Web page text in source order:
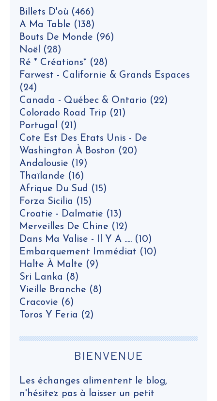
Billets D'où (466)
A Ma Table (138)
Bouts De Monde (96)
Noël (28)
Ré * Créations* (28)
Farwest - Californie & Grands Espaces
(24)
Canada - Québec & Ontario (22)
Colorado Road Trip (21)
Portugal (21)
Cote Est Des Etats Unis - De
Washington À Boston (20)
Andalousie (19)
Thaïlande (16)
Afrique Du Sud (15)
Forza Sicilia (15)
Croatie - Dalmatie (13)
Merveilles De Chine (12)
Dans Ma Valise - Il Y A ..... (10)
Embarquement Immédiat (10)
Halte À Malte (9)
Sri Lanka (8)
Vieille Branche (8)
Cracovie (6)
Toros Y Feria (2)
BIENVENUE
Les échanges alimentent le blog,
n'hésitez pas à laisser un petit